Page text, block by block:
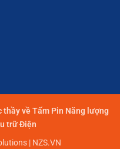
thầy về Tấm Pin Năng lượng
trữ Điện
| NZS.VN